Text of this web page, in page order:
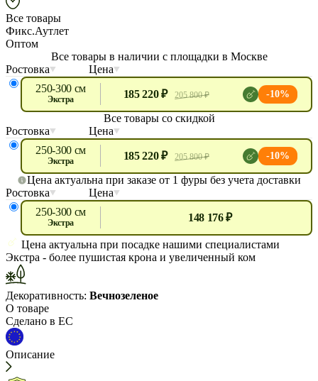
Все товары
Фикс.Аутлет
Оптом
Все товары в наличии с площадки в Москве
Ростовка
Цена
250-300 см
экстра 185 220 ₽ 205 800 ₽ -10%
Все товары со скидкой
Ростовка
Цена
250-300 см
экстра 185 220 ₽ 205 800 ₽ -10%
Цена актуальна при заказе от 1 фуры без учета доставки
Ростовка
Цена
250-300 см
экстра 148 176 ₽
Цена актуальна при посадке нашими специалистами
Экстра - более пушистая крона и увеличенный ком
Декоративность: Вечнозеленое
О товаре
Сделано в ЕС
Описание